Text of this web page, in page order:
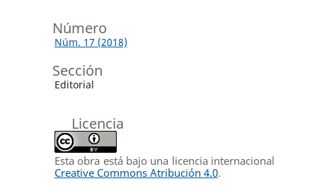
Número
Núm. 17 (2018)
Sección
Editorial
Licencia
Esta obra está bajo una licencia internacional
Creative Commons Atribución 4.0.